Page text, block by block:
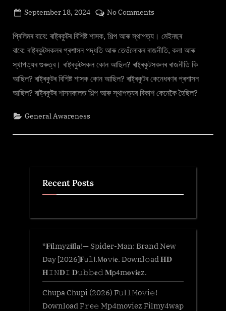
Posted
September 18, 2024
No Comments
প্ৰিলিমৰ বাবে: ৰাষ্ট্ৰকুটৰ বিশিষ্ট শাসক, শিল্প আৰু স্থাপত্য। মেইনছৰ
বাবে: ৰাষ্ট্ৰকুটসকলৰ প্ৰশাসন পদ্ধতি আৰু তেওঁলোকৰ ৰাজনীতি, কলা আৰু
স্থাপত্যৰ গুৰুত্ব। ৰাষ্ট্ৰকুটসকল কোন আছিল? ৰাষ্ট্ৰকুটসকলৰ ৰাজনীতি কি
আছিল? ৰাষ্ট্ৰকুটৰ বিশিষ্ট শাসক কোন আছিল? ৰাষ্ট্ৰকুটৰ কেনেধৰণৰ প্ৰশাসন
আছিল? ৰাষ্ট্ৰকুটৰ শাসনকালত শিল্প আৰু স্থাপত্যৰ বিকাশ কেনেকৈ হৈছিল?
General Awareness
Recent Posts
*𝐅𝐢lmyz𝐢𝐥l𝐚!— Spider-Man: Brand New
Day [2026]𝐅𝗎𝚕𝗅.𝖬𝐨𝚟𝗂𝐞. Downl𝚘ad 𝐇𝐃
𝐇𝙸𝙽𝐃𝙸 𝐃𝚞𝚋𝚋𝐞𝚍 𝐌𝗉𝟦m𝐨𝐯𝐢𝐞z.
Chupa Chupi (2026) F𝚞l𝚕𝙼o𝚟i𝚎!
Download F𝚛e𝚎 Mp4moviez Filmy4wap